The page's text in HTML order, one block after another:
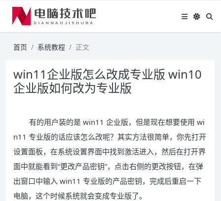
首页 系统教程 正文
win11企业版怎么改成专业版 win10
企业版如何改为专业版
有的用户装的是 win11 企业版，但是现在想要使用 wi
n11 专业版的话应该怎么改呢？其实方法很简单，你先打开
设置面板，在系统设置界面中找到激活进入，然后在打开界
面中就能看到“更改产品密钥”，点击右侧的更改按钮，在弹
出窗口中输入 win11 专业版的产品密钥，完成后重启一下
电脑，这个时候系统就会变成专业版了。